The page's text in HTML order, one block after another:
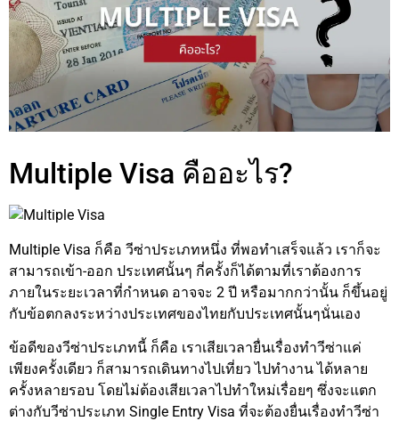
Multiple Visa คืออะไร?
Multiple Visa ก็คือ วีซ่าประเภทหนึ่ง ที่พอทำเสร็จแล้ว เราก็จะ
สามารถเข้า-ออก ประเทศนั้นๆ กี่ครั้งก็ได้ตามที่เราต้องการ
ภายในระยะเวลาที่กำหนด อาจจะ 2 ปี หรือมากกว่านั้น ก็ขึ้นอยู่
กับข้อตกลงระหว่างประเทศของไทยกับประเทศนั้นๆนั่นเอง
ข้อดีของวีซ่าประเภทนี้ ก็คือ เราเสียเวลายื่นเรื่องทำวีซ่าแค่
เพียงครั้งเดียว ก็สามารถเดินทางไปเที่ยว ไปทำงาน ได้หลาย
ครั้งหลายรอบ โดยไม่ต้องเสียเวลาไปทำใหม่เรื่อยๆ ซึ่งจะแตก
ต่างกับวีซ่าประเภท Single Entry Visa ที่จะต้องยื่นเรื่องทำวีซ่า